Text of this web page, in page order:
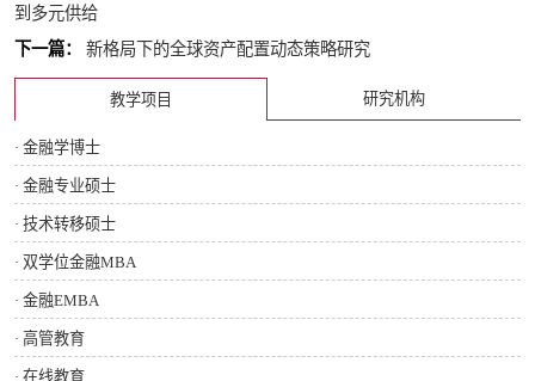
到多元供给
下一篇：
新格局下的全球资产配置动态策略研究
教学项目 研究机构
· 金融学博士
· 金融专业硕士
· 技术转移硕士
· 双学位金融MBA
· 金融EMBA
· 高管教育
· 在线教育